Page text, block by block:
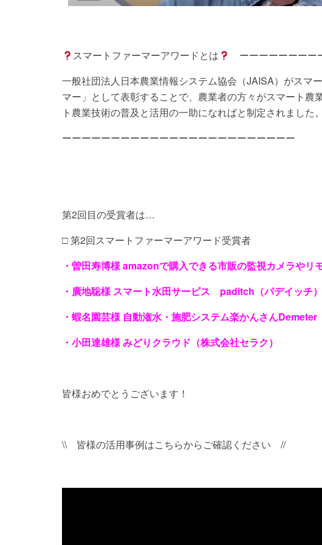
スマートファーマーアワードとは
ーーーーーーーー
一般社団法人日本農業情報システム協会（JAISA）がスマ
マー」として表彰することで、農業者の方々がスマート
ト農業技術の普及と活用の一助になればと制定されました。
ーーーーーーーーーーーーーーーーーーーーーーーー
第2回目の受賞者は…
□ 第2回スマートファーマーアワード受賞者
・曽田寿博様 amazonで購入できる市販の監視カメラやリ
・廣地聡様 スマート水田サービス paditch（パデイッチ）
・蝦名園芸様 自動潅水・施肥システム楽かんさん
・小田達雄様 みどりクラウド（株式会社セラク）
皆様おめでとうございます！
\\ 皆様の活用事例はこちらからご確認ください //